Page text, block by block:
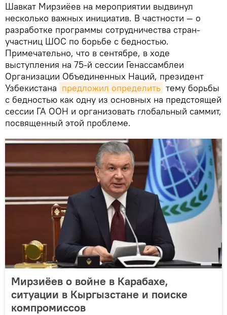
Шавкат Мирзиёев на мероприятии выдвинул
несколько важных инициатив. В частности — о
разработке программы сотрудничества стран-
участниц ШОС по борьбе с бедностью.
Примечательно, что в сентябре, в ходе
выступления на 75-й сессии Генассамблеи
Организации Объединенных Наций, президент
Узбекистана предложил определить тему борьбы
с бедностью как одну из основных на предстоящей
сессии ГА ООН и организовать глобальный саммит,
посвященный этой проблеме.
Мирзиёев о войне в Карабахе,
ситуации в Кыргызстане и поиске
компромиссов